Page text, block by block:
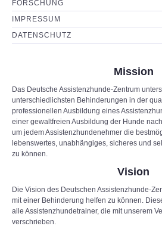
FORSCHUNG
IMPRESSUM
DATENSCHUTZ
Mission
Das Deutsche Assistenzhunde-Zentrum
unterschiedlichsten Behinderungen in der
professionellen Ausbildung eines
einer gewaltfreien Ausbildung der Hunde
um jedem Assistenzhundenehmer die
lebenswertes, unabhängiges, sicheres und
zu können.
Vision
Die Vision des Deutschen Assistenzhunde-
mit einer Behinderung helfen zu können.
alle Assistenzhundetrainer, die mit unserem
verschrieben.